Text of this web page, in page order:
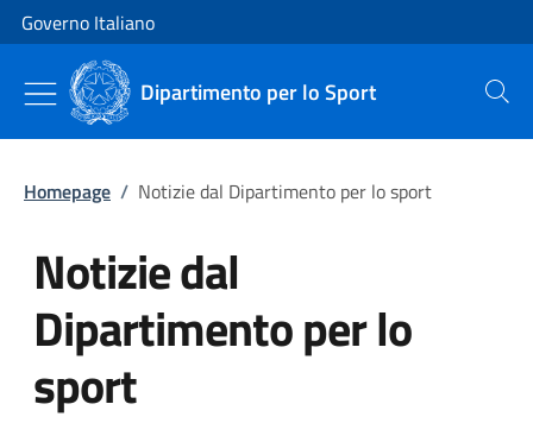
Vai al contenuto
Vai alla navigazione del sito
Governo Italiano
Dipartimento per lo Sport Cerca
Homepage / Notizie dal Dipartimento per lo sport
Notizie dal
Dipartimento per lo
sport